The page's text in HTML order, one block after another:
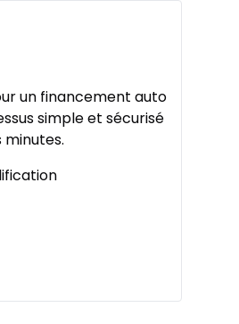
un financement auto
simple et sécurisé
minutes.